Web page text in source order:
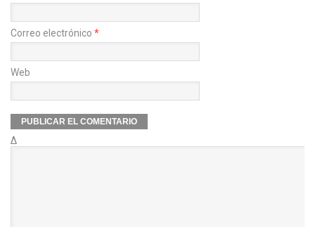
Correo electrónico *
Web
Δ